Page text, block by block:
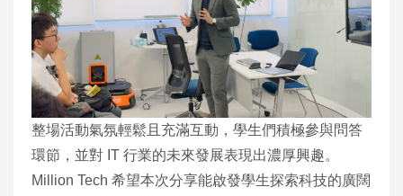
整場活動氣氛輕鬆且充滿互動，學生們積極參與問答
環節，並對 IT 行業的未來發展表現出濃厚興趣。
Million Tech 希望本次分享能啟發學生探索科技的廣闊